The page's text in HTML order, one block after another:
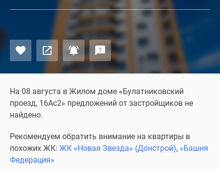
На 08 августа в Жилом доме «Булатниковский
проезд, 16Ас2» предложений от застройщиков не
найдено.
Рекомендуем обратить внимание на квартиры в
похожих ЖК: ЖК «Новая Звезда» (Донстрой), «Башня
Федерация»